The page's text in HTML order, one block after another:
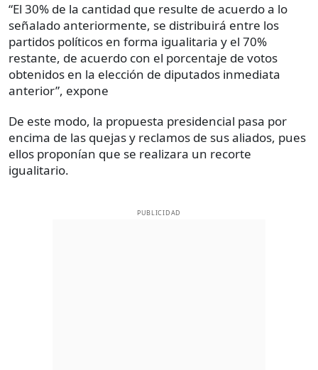
“El 30% de la cantidad que resulte de acuerdo a lo
señalado anteriormente, se distribuirá entre los
partidos políticos en forma igualitaria y el 70%
restante, de acuerdo con el porcentaje de votos
obtenidos en la elección de diputados inmediata
anterior”, expone
De este modo, la propuesta presidencial pasa por
encima de las quejas y reclamos de sus aliados, pues
ellos proponían que se realizara un recorte
igualitario.
PUBLICIDAD